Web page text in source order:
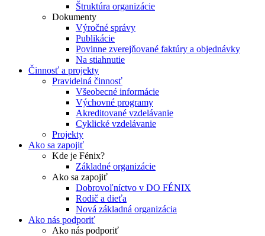
Štruktúra organizácie
Dokumenty
Výročné správy
Publikácie
Povinne zverejňované faktúry a objednávky
Na stiahnutie
Činnosť a projekty
Pravidelná činnosť
Všeobecné informácie
Výchovné programy
Akreditované vzdelávanie
Cyklické vzdelávanie
Projekty
Ako sa zapojiť
Kde je Fénix?
Základné organizácie
Ako sa zapojiť
Dobrovoľníctvo v DO FÉNIX
Rodič a dieťa
Nová základná organizácia
Ako nás podporiť
Ako nás podporiť